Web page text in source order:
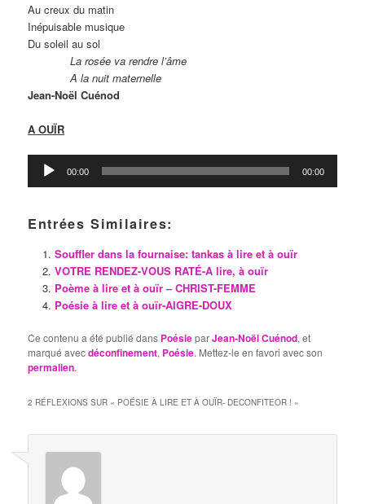
Au creux du matin
Inépuisable musique
Du soleil au sol
La rosée va rendre l’âme
A la nuit maternelle
Jean-Noël Cuénod
A OUÏR
Lecteur
audio
00:00 00:00
Entrées Similaires:
Souffler dans la fournaise: tankas à lire et à ouïr
VOTRE RENDEZ-VOUS RATÉ-A lire, à ouïr
Poème à lire et à ouïr – CHRIST-FEMME
Poésie à lire et à ouïr-AIGRE-DOUX
Ce contenu a été publié dans PoésieparJean-Noël Cuénod, et
marqué avecdéconfinement, Poésie. Mettez-le en favori avec son
permalien.
2 RÉFLEXIONS SUR « POÉSIE À LIRE ET À OUÏR- DECONFITEOR ! »